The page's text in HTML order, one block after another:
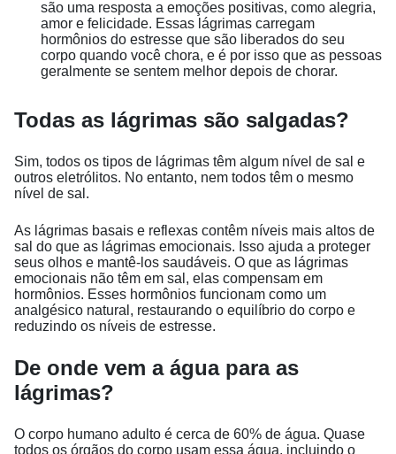
são uma resposta a emoções positivas, como alegria,
amor e felicidade. Essas lágrimas carregam
hormônios do estresse que são liberados do seu
corpo quando você chora, e é por isso que as pessoas
geralmente se sentem melhor depois de chorar.
Todas as lágrimas são salgadas?
Sim, todos os tipos de lágrimas têm algum nível de sal e
outros eletrólitos. No entanto, nem todos têm o mesmo
nível de sal.
As lágrimas basais e reflexas contêm níveis mais altos de
sal do que as lágrimas emocionais. Isso ajuda a proteger
seus olhos e mantê-los saudáveis. O que as lágrimas
emocionais não têm em sal, elas compensam em
hormônios. Esses hormônios funcionam como um
analgésico natural, restaurando o equilíbrio do corpo e
reduzindo os níveis de estresse.
De onde vem a água para as
lágrimas?
O corpo humano adulto é cerca de 60% de água. Quase
todos os órgãos do corpo usam essa água, incluindo o